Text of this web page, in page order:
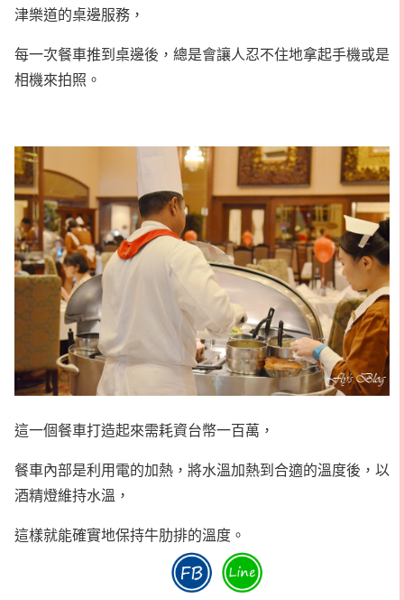
津樂道的桌邊服務，
每一次餐車推到桌邊後，總是會讓人忍不住地拿起手機或是
相機來拍照。
這一個餐車打造起來需耗資台幣一百萬，
餐車內部是利用電的加熱，將水溫加熱到合適的溫度後，以
酒精燈維持水溫，
這樣就能確實地保持牛肋排的溫度。